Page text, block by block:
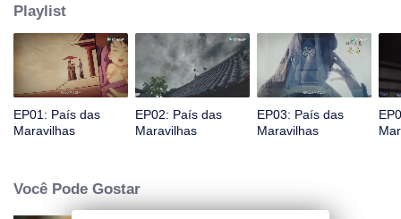
misteriosa, An Yun, aparece e se envolve na rivalidade entre o Lorde
Demônio e Ye Xingyun.
Playlist
EP01: País das
Maravilhas
EP02: País das
Maravilhas
EP03: País das
Maravilhas
Você Pode Gostar